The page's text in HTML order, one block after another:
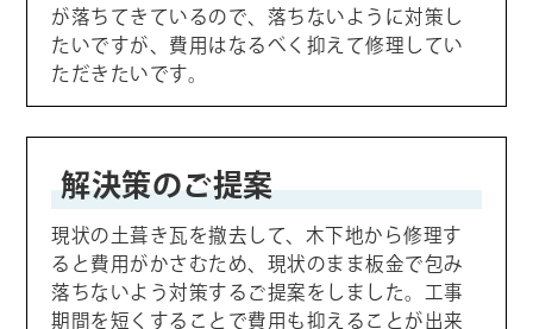
が落ちてきているので、落ちないように対策し
たいですが、費用はなるべく抑えて修理してい
ただきたいです。
解決策のご提案
現状の土葺き瓦を撤去して、木下地から修理す
ると費用がかさむため、現状のまま板金で包み
落ちないよう対策するご提案をしました。工事
期間を短くすることで費用も抑えることが出来